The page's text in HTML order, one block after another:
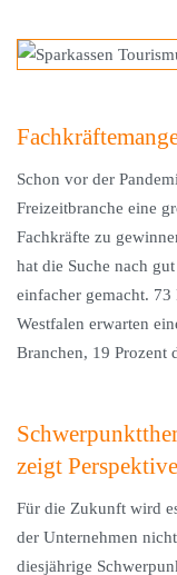
Schon vor der
Freizeitbranche eine
Fachkräfte zu
hat die Suche nach
einfacher gemacht.
Westfalen erwarten
Branchen, 19 Prozent
zeigt
Für die Zukunft wird
der Unternehmen
diesjährige